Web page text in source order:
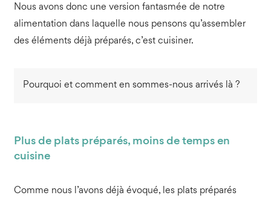
Nous avons donc une version fantasmée de notre
alimentation dans laquelle nous pensons qu’assembler
des éléments déjà préparés, c’est cuisiner.
Pourquoi et comment en sommes-nous arrivés là ?
Plus de plats préparés, moins de temps en
cuisine
Comme nous l’avons déjà évoqué, les plats préparés